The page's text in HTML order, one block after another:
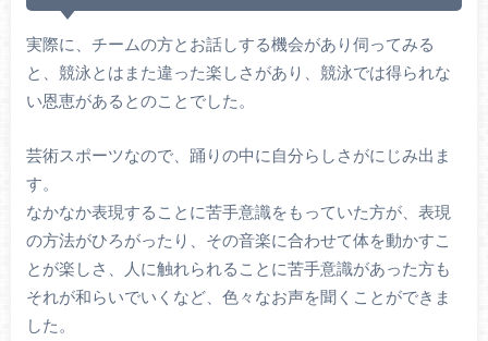
実際に、チームの方とお話しする機会があり伺ってみる
と、競泳とはまた違った楽しさがあり、競泳では得られな
い恩恵があるとのことでした。
芸術スポーツなので、踊りの中に自分らしさがにじみ出ま
す。
なかなか表現することに苦手意識をもっていた方が、表現
の方法がひろがったり、その音楽に合わせて体を動かすこ
とが楽しさ、人に触れられることに苦手意識があった方も
それが和らいでいくなど、色々なお声を聞くことができま
した。